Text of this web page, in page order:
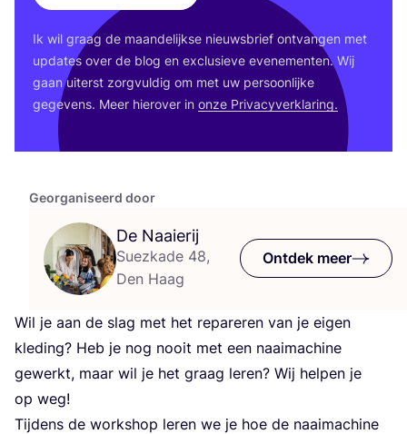
Georganiseerd door
De Naaierij
Suezkade 48,
Den Haag
Ontdek meer
Wil je aan de slag met het repa­re­ren van je eigen
kle­ding? Heb je nog nooit met een naai­ma­chi­ne
gewerkt, maar wil je het graag leren? Wij hel­pen je
op weg!
Tij­dens de work­shop leren we je hoe de naai­ma­chi­ne
Ik wil graag de maan­de­lijk­se nieuws­brief ont­van­gen met
upda­tes over de blog en exclu­sie­ve eve­ne­men­ten. Wij
gaan uiterst zorg­vul­dig om met uw per­soon­lij­ke
gege­vens. Meer hier­over in onze Pri­va­cy­ver­kla­ring.